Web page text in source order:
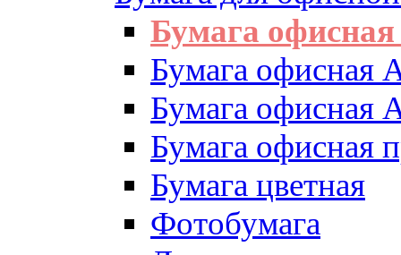
Бумага
Бумага офисная
Бумага офисная
Бумага офисная
Бумага цветная
Фотобумага